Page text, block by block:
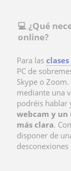
💻 ¿Qué
online?
Para las
PC de
Skype o
mediante una
podréis hablar
webcam y un
más clara.
disponer de